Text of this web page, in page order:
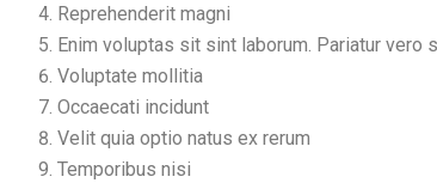
Reprehenderit magni
Enim voluptas sit sint laborum. Pariatur vero
Voluptate mollitia
Occaecati incidunt
Velit quia optio natus ex rerum
Temporibus nisi